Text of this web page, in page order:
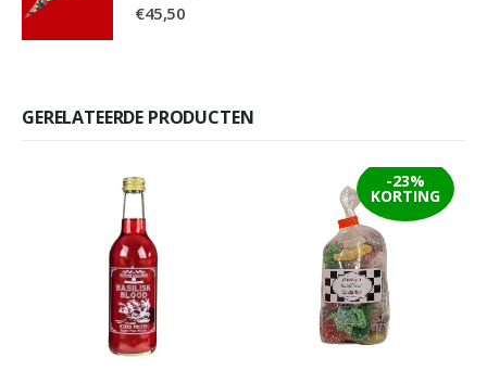
€45,50
GERELATEERDE PRODUCTEN
-23%
KORTING